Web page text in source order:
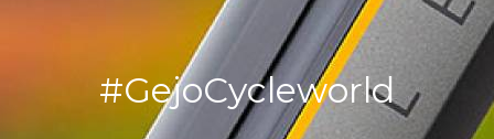
#GejoCycleworld